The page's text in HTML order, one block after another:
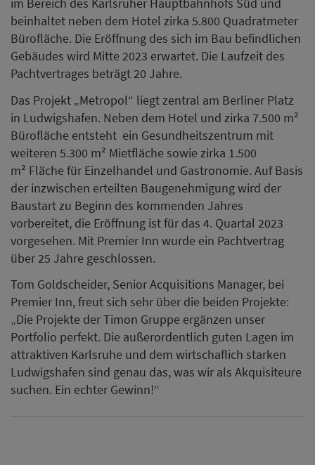
im Bereich des Karlsruher Hauptbahnhofs Süd und
beinhaltet neben dem Hotel zirka 5.800 Quadratmeter
Bürofläche. Die Eröffnung des sich im Bau befindlichen
Gebäudes wird Mitte 2023 erwartet. Die Laufzeit des
Pachtvertrages beträgt 20 Jahre.
Das Projekt „Metropol“ liegt zentral am Berliner Platz
in Ludwigshafen. Neben dem Hotel und zirka 7.500 m²
Bürofläche entsteht ein Gesundheitszentrum mit
weiteren 5.300 m² Mietfläche sowie zirka 1.500
m² Fläche für Einzelhandel und Gastronomie. Auf Basis
der inzwischen erteilten Baugenehmigung wird der
Baustart zu Beginn des kommenden Jahres
vorbereitet, die Eröffnung ist für das 4. Quartal 2023
vorgesehen. Mit Premier Inn wurde ein Pachtvertrag
über 25 Jahre geschlossen.
Tom Goldscheider, Senior Acquisitions Manager, bei
Premier Inn, freut sich sehr über die beiden Projekte:
„Die Projekte der Timon Gruppe ergänzen unser
Portfolio perfekt. Die außerordentlich guten Lagen im
attraktiven Karlsruhe und dem wirtschaflich starken
Ludwigshafen sind genau das, was wir als Akquisiteure
suchen. Ein echter Gewinn!“